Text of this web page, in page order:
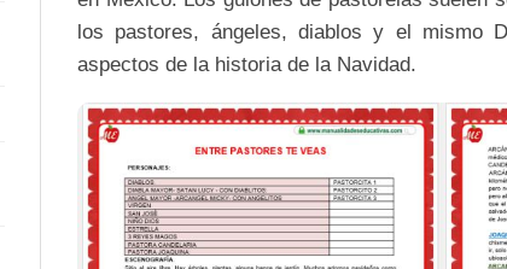
los pastores, ángeles, diablos y el mismo
aspectos de la historia de la Navidad.